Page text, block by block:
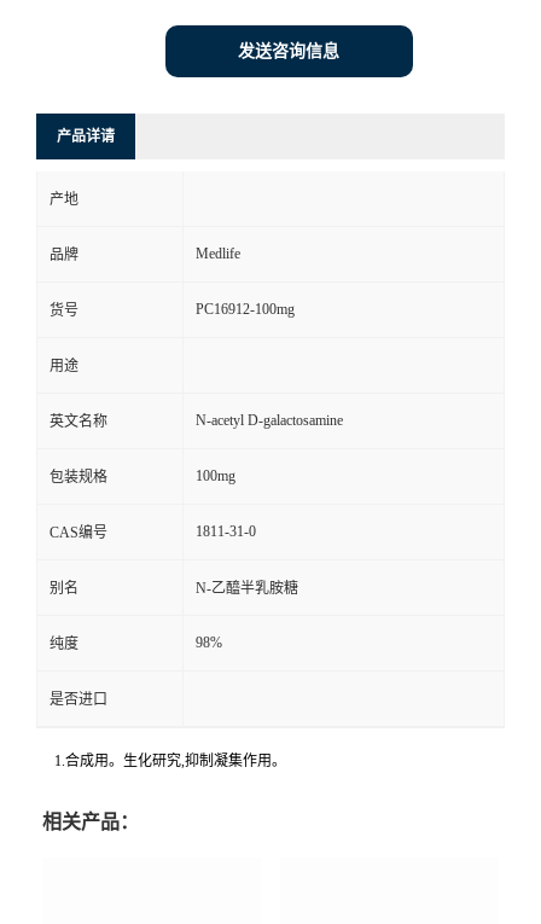
发送咨询信息
产品详请
产地
品牌 Medlife
货号 PC16912-100mg
用途
英文名称 N-acetyl D-galactosamine
包装规格 100mg
CAS编号 1811-31-0
别名 N-乙醯半乳胺糖
纯度 98%
是否进口
1.合成用。生化研究,抑制凝集作用。
相关产品：